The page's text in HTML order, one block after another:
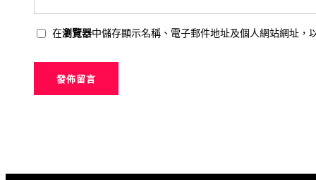
在瀏覽器中儲存顯示名稱、電子郵件地址及個人網站網址，